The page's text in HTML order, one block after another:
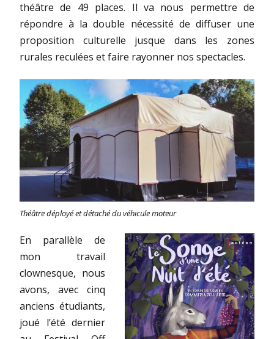
théâtre de 49 places. Il va nous permettre de
répondre à la double nécessité de diffuser une
proposition culturelle jusque dans les zones
rurales reculées et faire rayonner nos spectacles.
Théâtre déployé et détaché du véhicule moteur
En parallèle de
mon travail
clownesque, nous
avons, avec cinq
anciens étudiants,
joué l’été dernier